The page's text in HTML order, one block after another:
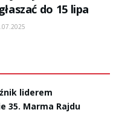
do 15 lipa
liderem
35. Marma Rajdu